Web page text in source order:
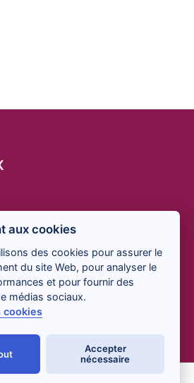
aux cookies
des cookies pour assurer le
du site Web, pour analyser le
et pour fournir des
médias sociaux.
cookies
Accepter
nécessaire